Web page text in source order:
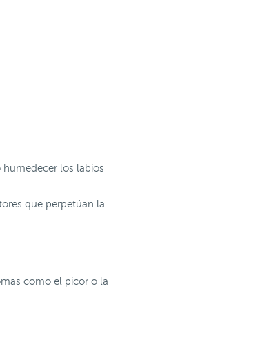
los labios
que perpetúan la
como el picor o la